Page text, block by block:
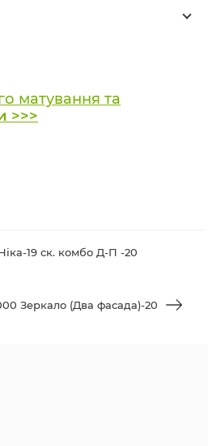
матування та
>>>
19 ск. комбо Д-П -20
Зеркало (Два фасада)-20